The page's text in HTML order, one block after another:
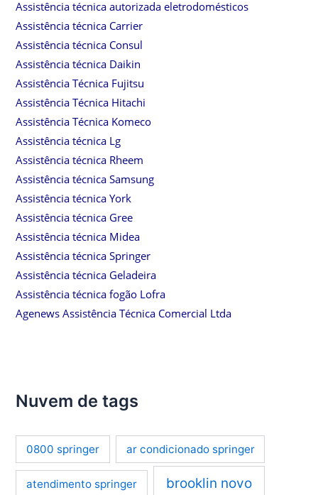
Assistência técnica autorizada eletrodomésticos
Assistência técnica Carrier
Assistência técnica Consul
Assistência técnica Daikin
Assistência Técnica Fujitsu
Assistência Técnica Hitachi
Assistência Técnica Komeco
Assistência técnica Lg
Assistência técnica Rheem
Assistência técnica Samsung
Assistência técnica York
Assistência técnica Gree
Assistência técnica Midea
Assistência técnica Springer
Assistência técnica Geladeira
Assistência técnica fogão Lofra
Agenews Assistência Técnica Comercial Ltda
Nuvem de tags
0800 springer ar condicionado springer
atendimento springer brooklin novo